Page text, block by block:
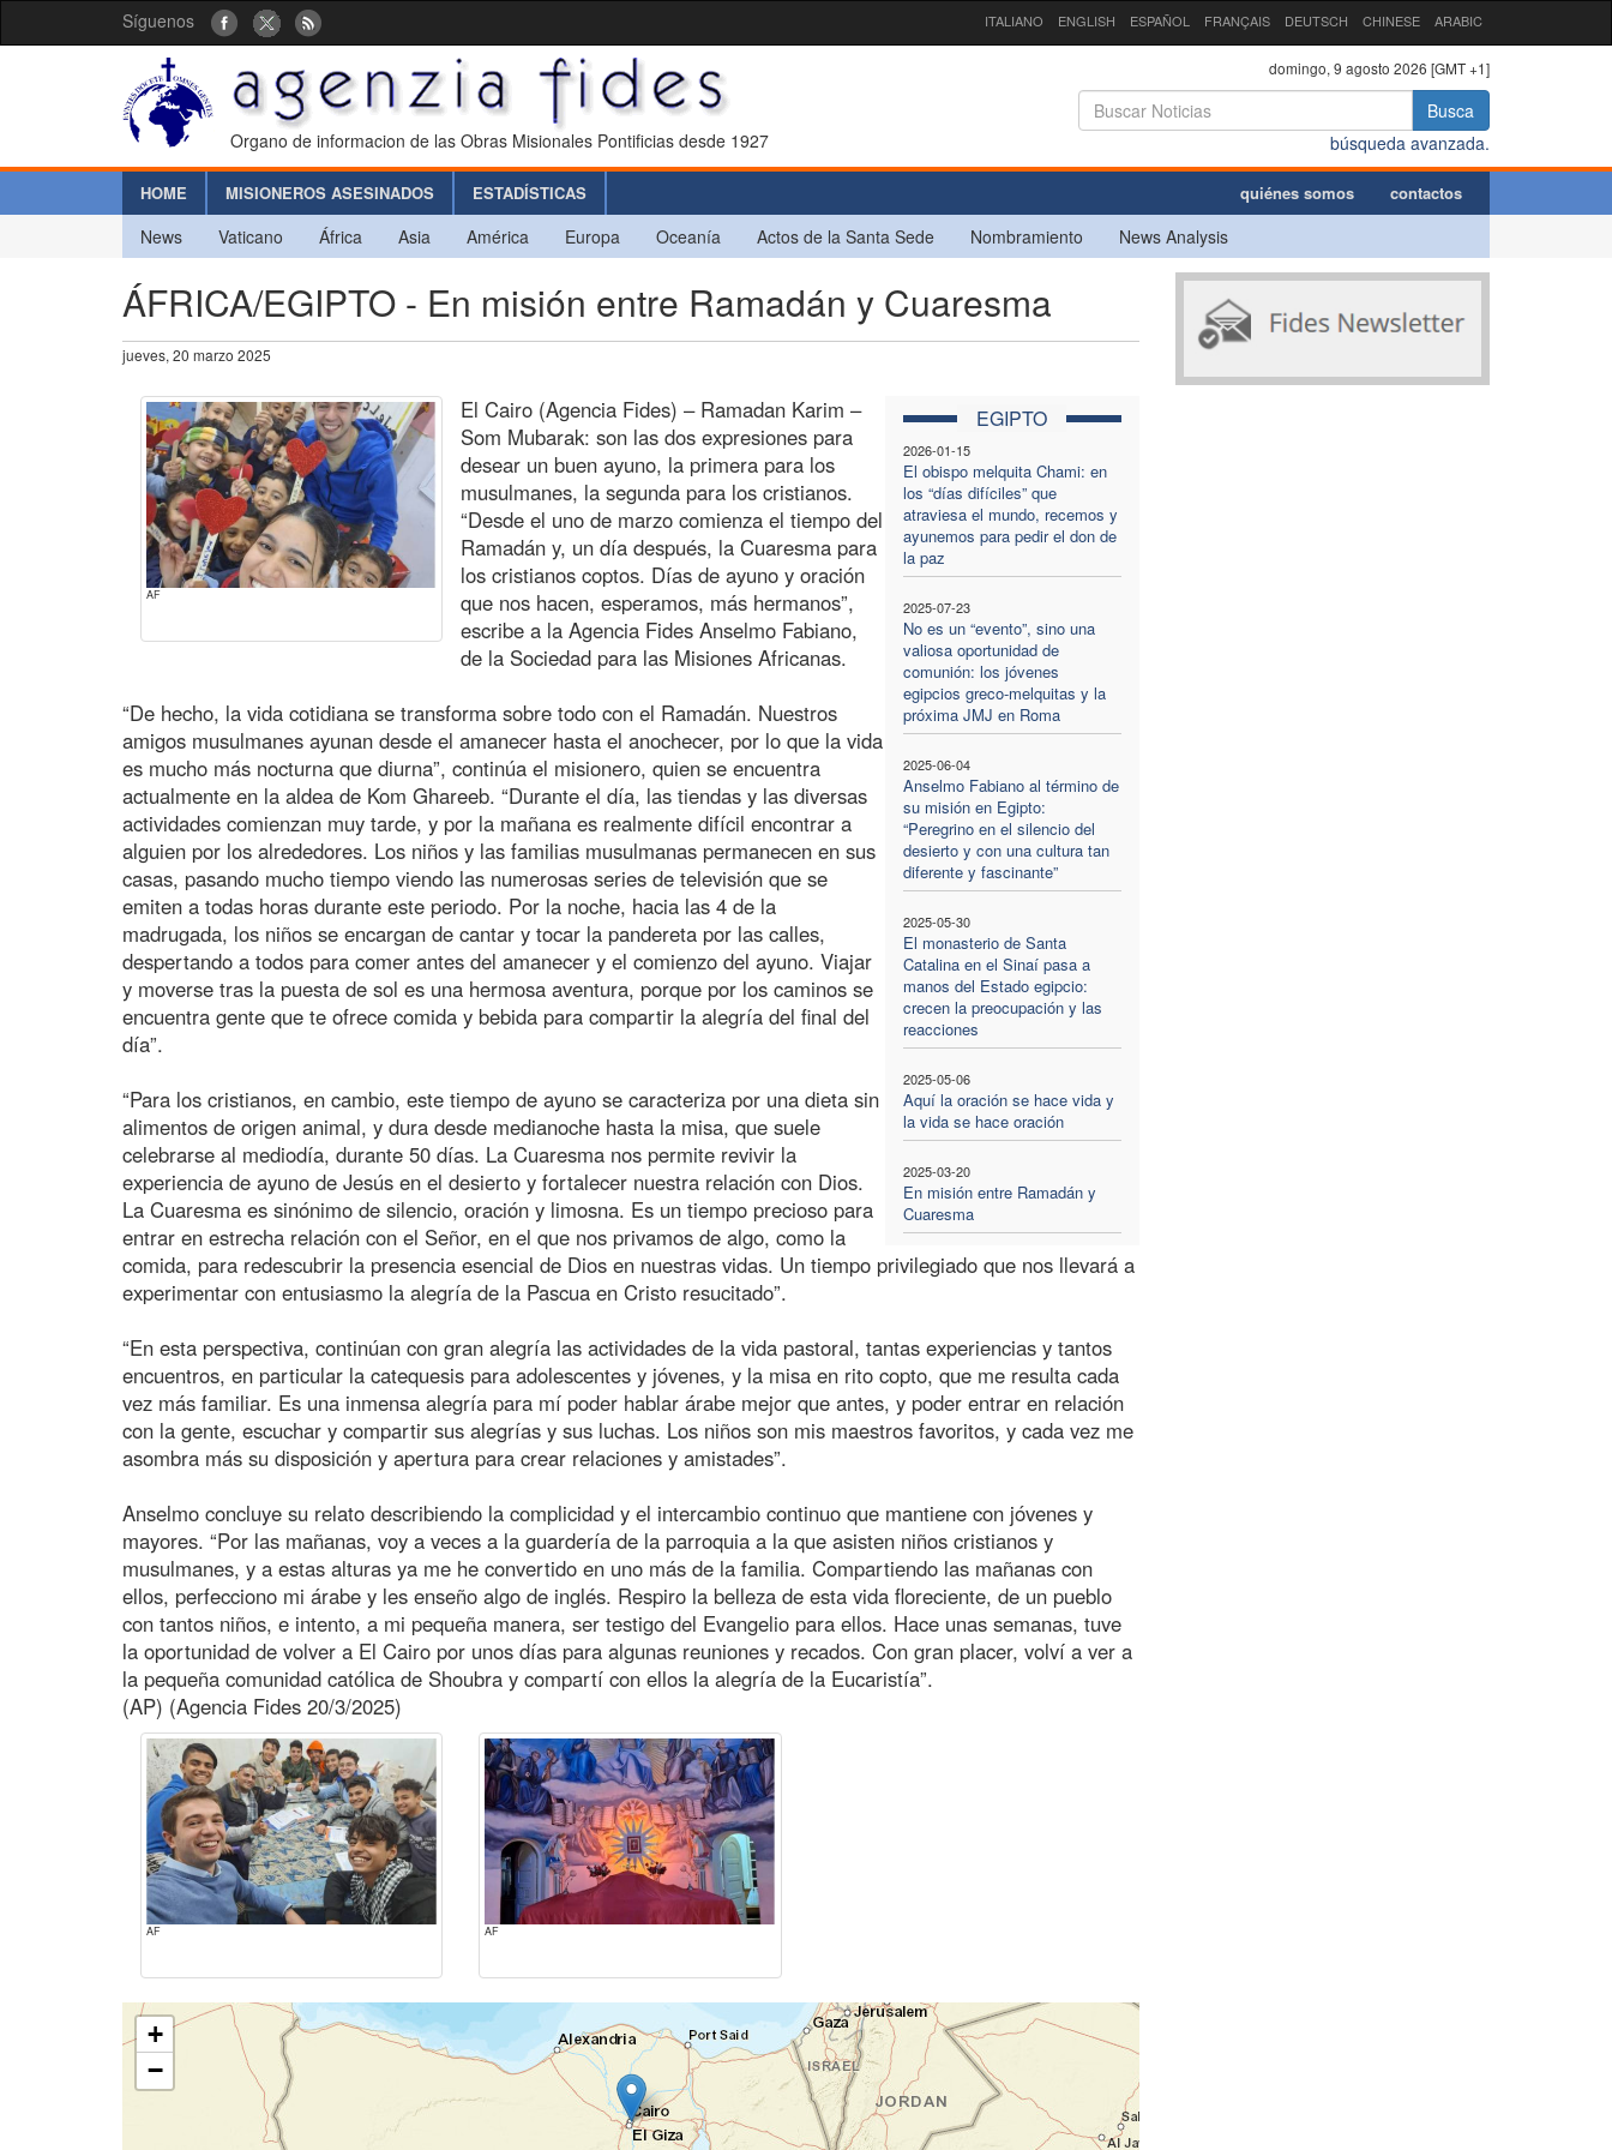
Síguenos ITALIANO ENGLISH ESPAÑOL FRANÇAIS DEUTSCH CHINESE ARABIC
Organo de informacion de las Obras Misionales Pontificias desde 1927
domingo, 9 agosto 2026 [GMT +1]
Busca
búsqueda avanzada.
HOME MISIONEROS ASESINADOS ESTADÍSTICAS quiénes somos contactos
News Vaticano África Asia América Europa Oceanía Actos de la Santa Sede Nombramiento News Analysis
ÁFRICA/EGIPTO - En misión entre Ramadán y Cuaresma
jueves, 20 marzo 2025
AF
EGIPTO
2026-01-15
El obispo melquita Chami: en
los “días difíciles” que
atraviesa el mundo, recemos y
ayunemos para pedir el don de
la paz
2025-07-23
No es un “evento”, sino una
valiosa oportunidad de
comunión: los jóvenes
egipcios greco-melquitas y la
próxima JMJ en Roma
2025-06-04
Anselmo Fabiano al término de
su misión en Egipto:
“Peregrino en el silencio del
desierto y con una cultura tan
diferente y fascinante”
2025-05-30
El monasterio de Santa
Catalina en el Sinaí pasa a
manos del Estado egipcio:
crecen la preocupación y las
reacciones
2025-05-06
Aquí la oración se hace vida y
la vida se hace oración
2025-03-20
En misión entre Ramadán y
Cuaresma
El Cairo (Agencia Fides) – Ramadan Karim –
Som Mubarak: son las dos expresiones para
desear un buen ayuno, la primera para los
musulmanes, la segunda para los cristianos.
“Desde el uno de marzo comienza el tiempo del
Ramadán y, un día después, la Cuaresma para
los cristianos coptos. Días de ayuno y oración
que nos hacen, esperamos, más hermanos”,
escribe a la Agencia Fides Anselmo Fabiano,
de la Sociedad para las Misiones Africanas.
“De hecho, la vida cotidiana se transforma sobre todo con el Ramadán. Nuestros
amigos musulmanes ayunan desde el amanecer hasta el anochecer, por lo que la vida
es mucho más nocturna que diurna”, continúa el misionero, quien se encuentra
actualmente en la aldea de Kom Ghareeb. “Durante el día, las tiendas y las diversas
actividades comienzan muy tarde, y por la mañana es realmente difícil encontrar a
alguien por los alrededores. Los niños y las familias musulmanas permanecen en sus
casas, pasando mucho tiempo viendo las numerosas series de televisión que se
emiten a todas horas durante este periodo. Por la noche, hacia las 4 de la
madrugada, los niños se encargan de cantar y tocar la pandereta por las calles,
despertando a todos para comer antes del amanecer y el comienzo del ayuno. Viajar
y moverse tras la puesta de sol es una hermosa aventura, porque por los caminos se
encuentra gente que te ofrece comida y bebida para compartir la alegría del final del
día”.
“Para los cristianos, en cambio, este tiempo de ayuno se caracteriza por una dieta sin
alimentos de origen animal, y dura desde medianoche hasta la misa, que suele
celebrarse al mediodía, durante 50 días. La Cuaresma nos permite revivir la
experiencia de ayuno de Jesús en el desierto y fortalecer nuestra relación con Dios.
La Cuaresma es sinónimo de silencio, oración y limosna. Es un tiempo precioso para
entrar en estrecha relación con el Señor, en el que nos privamos de algo, como la
comida, para redescubrir la presencia esencial de Dios en nuestras vidas. Un tiempo privilegiado que nos llevará a
experimentar con entusiasmo la alegría de la Pascua en Cristo resucitado”.
“En esta perspectiva, continúan con gran alegría las actividades de la vida pastoral, tantas experiencias y tantos
encuentros, en particular la catequesis para adolescentes y jóvenes, y la misa en rito copto, que me resulta cada
vez más familiar. Es una inmensa alegría para mí poder hablar árabe mejor que antes, y poder entrar en relación
con la gente, escuchar y compartir sus alegrías y sus luchas. Los niños son mis maestros favoritos, y cada vez me
asombra más su disposición y apertura para crear relaciones y amistades”.
Anselmo concluye su relato describiendo la complicidad y el intercambio continuo que mantiene con jóvenes y
mayores. “Por las mañanas, voy a veces a la guardería de la parroquia a la que asisten niños cristianos y
musulmanes, y a estas alturas ya me he convertido en uno más de la familia. Compartiendo las mañanas con
ellos, perfecciono mi árabe y les enseño algo de inglés. Respiro la belleza de esta vida floreciente, de un pueblo
con tantos niños, e intento, a mi pequeña manera, ser testigo del Evangelio para ellos. Hace unas semanas, tuve
la oportunidad de volver a El Cairo por unos días para algunas reuniones y recados. Con gran placer, volví a ver a
la pequeña comunidad católica de Shoubra y compartí con ellos la alegría de la Eucaristía”.
(AP) (Agencia Fides 20/3/2025)
AF AF
+
−